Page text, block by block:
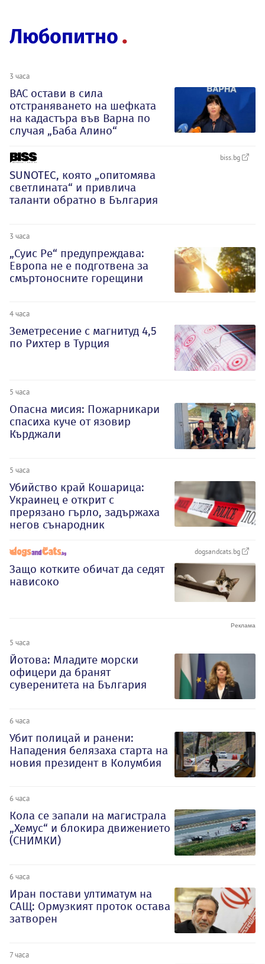
Любопитно
3 часа
ВАС остави в сила
отстраняването на шефката
на кадастъра във Варна по
случая „Баба Алино“
biss.bg
SUNOTEC, която „опитомява
светлината“ и привлича
таланти обратно в България
3 часа
„Суис Ре“ предупреждава:
Европа не е подготвена за
смъртоносните горещини
4 часа
Земетресение с магнитуд 4,5
по Рихтер в Турция
5 часа
Опасна мисия: Пожарникари
спасиха куче от язовир
Кърджали
5 часа
Убийство край Кошарица:
Украинец е открит с
прерязано гърло, задържаха
негов сънародник
dogsandcats.bg
Защо котките обичат да седят
нависоко
5 часа
Йотова: Младите морски
офицери да бранят
суверенитета на България
6 часа
Убит полицай и ранени:
Нападения белязаха старта на
новия президент в Колумбия
6 часа
Кола се запали на магистрала
„Хемус“ и блокира движението
(СНИМКИ)
6 часа
Иран постави ултиматум на
САЩ: Ормузкият проток остава
затворен
7 часа